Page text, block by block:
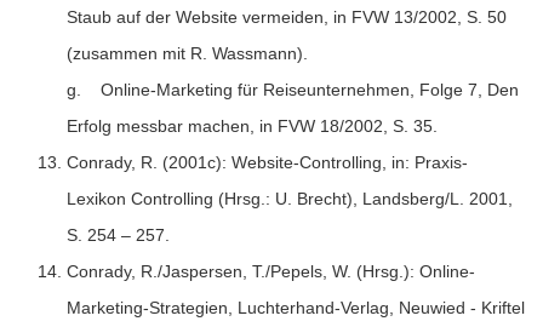
Staub auf der Website vermeiden, in FVW 13/2002, S. 50
(zusammen mit R. Wassmann).
g. Online-Marketing für Reiseunternehmen, Folge 7, Den
Erfolg messbar machen, in FVW 18/2002, S. 35.
Conrady, R. (2001c): Website-Controlling, in: Praxis-
Lexikon Controlling (Hrsg.: U. Brecht), Landsberg/L. 2001,
S. 254 – 257.
Conrady, R./Jaspersen, T./Pepels, W. (Hrsg.): Online-
Marketing-Strategien, Luchterhand-Verlag, Neuwied - Kriftel